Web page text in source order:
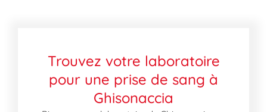
Trouvez votre laboratoire
pour une prise de sang à
Ghisonaccia